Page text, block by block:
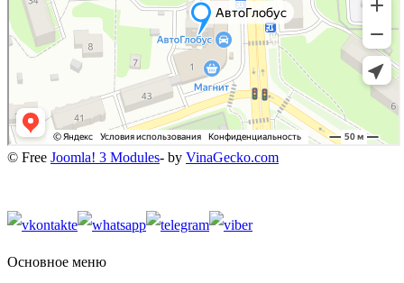
© Free Joomla! 3 Modules- by VinaGecko.com
Основное меню